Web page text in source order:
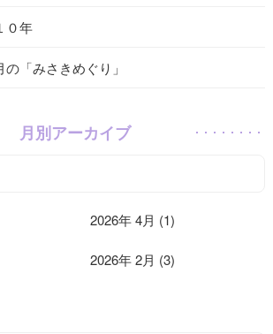
０年
の「みさきめぐり」
月別アーカイブ
2026年 4月 (1)
2026年 2月 (3)